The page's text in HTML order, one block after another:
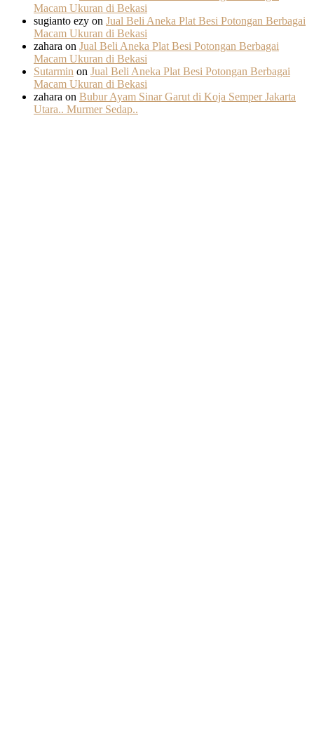
Macam Ukuran di Bekasi
sugianto ezy on Jual Beli Aneka Plat Besi Potongan Berbagai
Macam Ukuran di Bekasi
zahara on Jual Beli Aneka Plat Besi Potongan Berbagai
Macam Ukuran di Bekasi
Sutarmin on Jual Beli Aneka Plat Besi Potongan Berbagai
Macam Ukuran di Bekasi
zahara on Bubur Ayam Sinar Garut di Koja Semper Jakarta
Utara.. Murmer Sedap..